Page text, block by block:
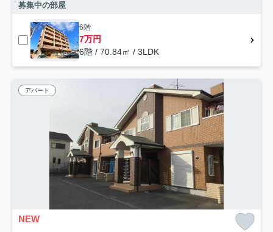
募集中の部屋
6階
7万円
6階 / 70.84㎡ / 3LDK
アパート
NEW